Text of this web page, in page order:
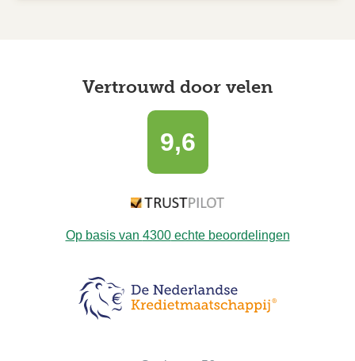
Vertrouwd door velen
9,6
Op basis van 4300echte beoordelingen